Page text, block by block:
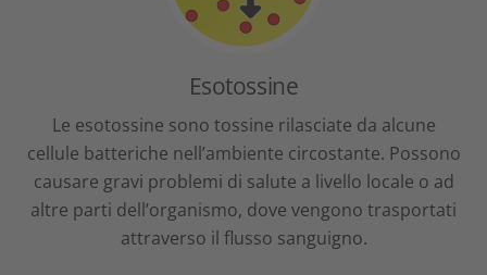
Esotossine
Le esotossine sono tossine rilasciate da alcune
cellule batteriche nell’ambiente circostante. Possono
causare gravi problemi di salute a livello locale o ad
altre parti dell’organismo, dove vengono trasportati
attraverso il flusso sanguigno.